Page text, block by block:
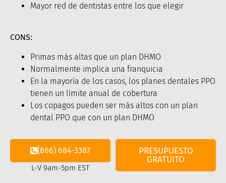
Mayor red de dentistas entre los que elegir
CONS:
Primas más altas que un plan DHMO
Normalmente implica una franquicia
En la mayoría de los casos, los planes dentales PPO
tienen un límite anual de cobertura
Los copagos pueden ser más altos con un plan
dental PPO que con un plan DHMO
(866) 684-3387
L-V 9am-5pm EST
PRESUPUESTO
GRATUITO